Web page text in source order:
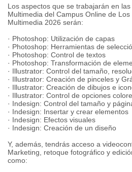
Los aspectos que se trabajarán en
Multimedia del Campus Online de
Multimedia 2026 serán:
· Photoshop: Utilización de capas
· Photoshop: Herramientas de
· Photoshop: Control de textos
· Photoshop: Transformación de
· Illustrator: Control del tamaño,
· Illustrator: Creación de pinceles y
· Illustrator: Creación de dibujos e
· Illustrator: Control de opciones
· Indesign: Control del tamaño y
· Indesign: Insertar y crear elementos
· Indesign: Efectos visuales
· Indesign: Creación de un diseño
Y, además, tendrás acceso a
Marketing, retoque fotográfico y
como: